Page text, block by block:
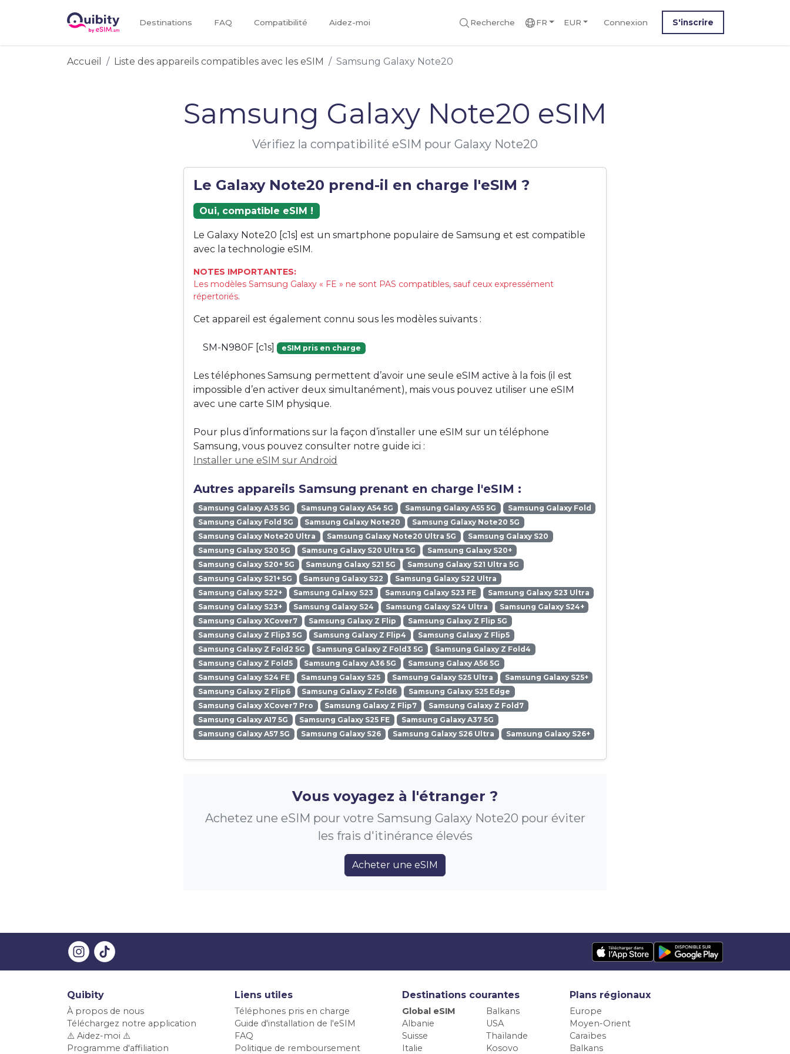
Destinations FAQ Compatibilité Aidez-moi Recherche FR EUR Connexion S'inscrire
Accueil Liste des appareils compatibles avec les eSIM Samsung Galaxy Note20
Samsung Galaxy Note20 eSIM
Vérifiez la compatibilité eSIM pour Galaxy Note20
Le Galaxy Note20 prend-il en charge l'eSIM ?
Oui, compatible eSIM !
Le Galaxy Note20 [c1s] est un smartphone populaire de Samsung et est compatible
avec la technologie eSIM.
NOTES IMPORTANTES:
Les modèles Samsung Galaxy « FE » ne sont PAS compatibles, sauf ceux expressément
répertoriés.
Cet appareil est également connu sous les modèles suivants :
SM-N980F [c1s] eSIM pris en charge
Les téléphones Samsung permettent d’avoir une seule eSIM active à la fois (il est
impossible d’en activer deux simultanément), mais vous pouvez utiliser une eSIM
avec une carte SIM physique.
Pour plus d’informations sur la façon d’installer une eSIM sur un téléphone
Samsung, vous pouvez consulter notre guide ici :
Installer une eSIM sur Android
Autres appareils Samsung prenant en charge l'eSIM :
Samsung Galaxy A35 5G Samsung Galaxy A54 5G Samsung Galaxy A55 5G
Samsung Galaxy Fold
Samsung Galaxy Fold 5G
Samsung Galaxy Note20
Samsung Galaxy Note20 5G
Samsung Galaxy Note20 Ultra
Samsung Galaxy Note20 Ultra 5G
Samsung Galaxy S20
Samsung Galaxy S20 5G
Samsung Galaxy S20 Ultra 5G
Samsung Galaxy S20+
Samsung Galaxy S20+ 5G
Samsung Galaxy S21 5G
Samsung Galaxy S21 Ultra 5G
Samsung Galaxy S21+ 5G
Samsung Galaxy S22
Samsung Galaxy S22 Ultra
Samsung Galaxy S22+
Samsung Galaxy S23 Samsung Galaxy S23 FE
Samsung Galaxy S23 Ultra
Samsung Galaxy S23+
Samsung Galaxy S24 Samsung Galaxy S24 Ultra
Samsung Galaxy S24+
Samsung Galaxy XCover7
Samsung Galaxy Z Flip
Samsung Galaxy Z Flip 5G
Samsung Galaxy Z Flip3 5G
Samsung Galaxy Z Flip4
Samsung Galaxy Z Flip5
Samsung Galaxy Z Fold2 5G
Samsung Galaxy Z Fold3 5G
Samsung Galaxy Z Fold4
Samsung Galaxy Z Fold5
Samsung Galaxy A36 5G
Samsung Galaxy A56 5G
Samsung Galaxy S24 FE
Samsung Galaxy S25 Samsung Galaxy S25 Ultra
Samsung Galaxy S25+
Samsung Galaxy Z Flip6
Samsung Galaxy Z Fold6
Samsung Galaxy S25 Edge
Samsung Galaxy XCover7 Pro
Samsung Galaxy Z Flip7
Samsung Galaxy Z Fold7
Samsung Galaxy A17 5G
Samsung Galaxy S25 FE
Samsung Galaxy A37 5G
Samsung Galaxy A57 5G
Samsung Galaxy S26 Samsung Galaxy S26 Ultra Samsung Galaxy S26+
Vous voyagez à l'étranger ?
Achetez une eSIM pour votre Samsung Galaxy Note20 pour éviter
les frais d'itinérance élevés
Acheter une eSIM
Quibity
À propos de nous
Téléchargez notre application
⚠️ Aidez-moi ⚠️
Programme d'affiliation
Liens utiles
Téléphones pris en charge
Guide d'installation de l'eSIM
FAQ
Politique de remboursement
Destinations courantes
Global eSIM
Balkans
Albanie
USA
Suisse
Thaïlande
Italie
Kosovo
Plans régionaux
Europe
Moyen-Orient
Caraïbes
Balkans